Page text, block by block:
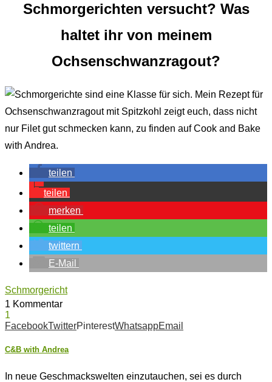
Schmorgerichten versucht? Was
haltet ihr von meinem
Ochsenschwanzragout?
teilen
teilen
merken
teilen
twittern
E-Mail
Schmorgericht
1 Kommentar
1
FacebookTwitterPinterestWhatsappEmail
C&B with Andrea
In neue Geschmackswelten einzutauchen, sei es durch